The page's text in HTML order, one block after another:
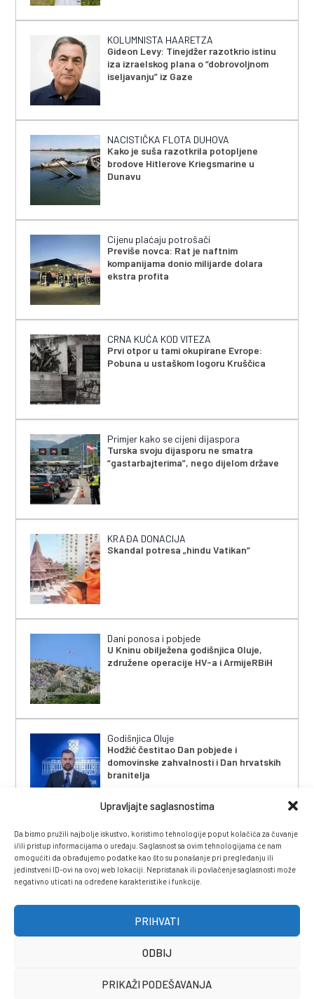
Upravljajte saglasnostima
Da bismo pružili najbolje iskustvo, koristimo tehnologije poput kolačića za čuvanje
i/ili pristup informacijama o uređaju. Saglasnost sa ovim tehnologijama će nam
omogućiti da obrađujemo podatke kao što su ponašanje pri pregledanju ili
jedinstveni ID-ovi na ovoj web lokaciji. Nepristanak ili povlačenje saglasnosti može
negativno uticati na određene karakteristike i funkcije.
PRIHVATI
ODBIJ
PRIKAŽI PODEŠAVANJA
KOLUMNISTA HAARETZA
Gideon Levy: Tinejdžer razotkrio istinu
iza izraelskog plana o “dobrovoljnom
iseljavanju” iz Gaze
NACISTIČKA FLOTA DUHOVA
Kako je suša razotkrila potopljene
brodove Hitlerove Kriegsmarine u
Dunavu
Cijenu plaćaju potrošači
Previše novca: Rat je naftnim
kompanijama donio milijarde dolara
ekstra profita
CRNA KUĆA KOD VITEZA
Prvi otpor u tami okupirane Evrope:
Pobuna u ustaškom logoru Kruščica
Primjer kako se cijeni dijaspora
Turska svoju dijasporu ne smatra
“gastarbajterima”, nego dijelom države
KRAĐA DONACIJA
Skandal potresa „hindu Vatikan“
Dani ponosa i pobjede
U Kninu obilježena godišnjica Oluje,
združene operacije HV-a i ArmijeRBiH
Godišnjica Oluje
Hodžić čestitao Dan pobjede i
domovinske zahvalnosti i Dan hrvatskih
branitelja